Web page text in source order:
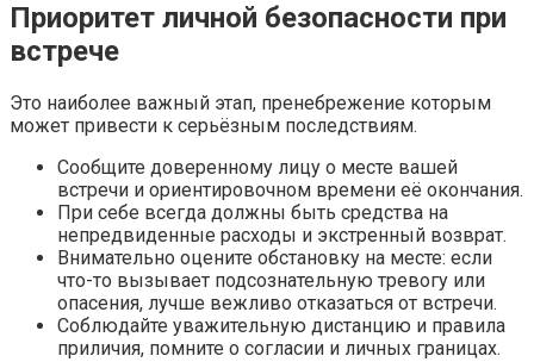
Приоритет личной безопасности при
встрече
Это наиболее важный этап, пренебрежение которым
может привести к серьёзным последствиям.
Сообщите доверенному лицу о месте вашей
встречи и ориентировочном времени её окончания.
При себе всегда должны быть средства на
непредвиденные расходы и экстренный возврат.
Внимательно оцените обстановку на месте: если
что-то вызывает подсознательную тревогу или
опасения, лучше вежливо отказаться от встречи.
Соблюдайте уважительную дистанцию и правила
приличия, помните о согласии и личных границах.